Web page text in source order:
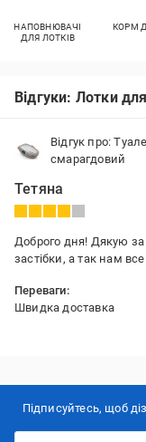
НАПОВНЮВАЧІ
ДЛЯ ЛОТКІВ
КОРМ
Відгуки: Лотки
Відгук про:
смарагдовий
Тетяна
Доброго дня! Дякую за
застібки, а так нам
Переваги:
Швидка доставка
Підписуйтесь, щоб